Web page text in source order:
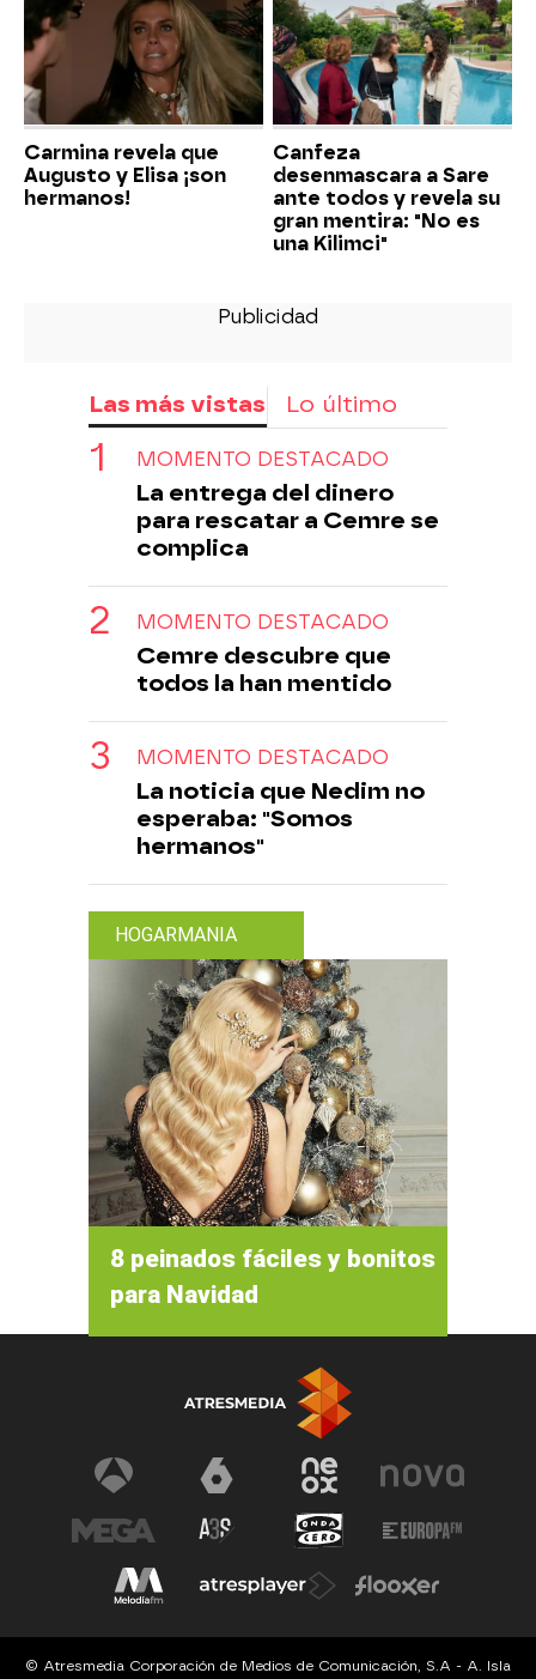
Carmina revela que
Augusto y Elisa ¡son
hermanos!
Canfeza
desenmascara a Sare
ante todos y revela su
gran mentira: "No es
una Kilimci"
Las más vistas Lo último
MOMENTO DESTACADO
La entrega del dinero
para rescatar a Cemre se
complica
MOMENTO DESTACADO
Cemre descubre que
todos la han mentido
MOMENTO DESTACADO
La noticia que Nedim no
esperaba: "Somos
hermanos"
HOGARMANIA
8 peinados fáciles y bonitos
para Navidad
© Atresmedia Corporación de Medios de Comunicación, S.A - A. Isla